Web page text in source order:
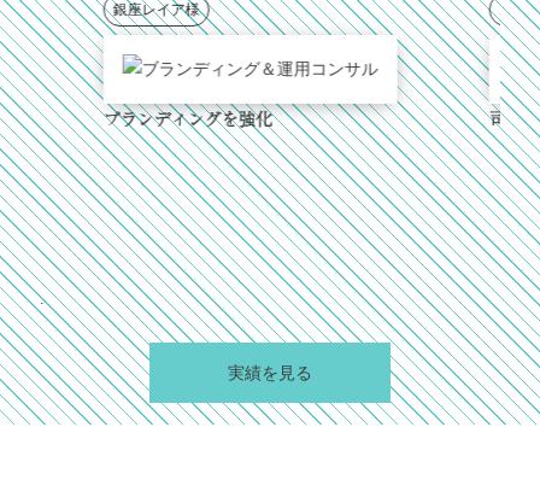
銀座レイア様
ブランディングを強化
こいで司法書
司法書士法
.
実績を見る